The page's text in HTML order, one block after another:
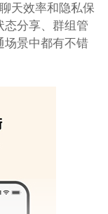
天效率和隐私保
态分享、群组管
场景中都有不错